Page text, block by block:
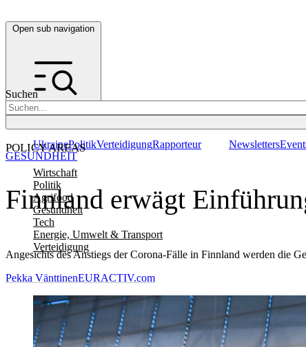
Open sub navigation
Suchen
POLICY AREAS
Wirtschaft
Politik
Agrifood
Gesundheit
Tech
Energie, Umwelt & Transport
Verteidigung
UkrainePolitikVerteidigungRapporteur Newsletters
Finnland erwägt
Angesichts des Anstiegs der Corona-Fälle in Finnland werden die
GESUNDHEIT
Pekka VänttinenEURACTIV.com